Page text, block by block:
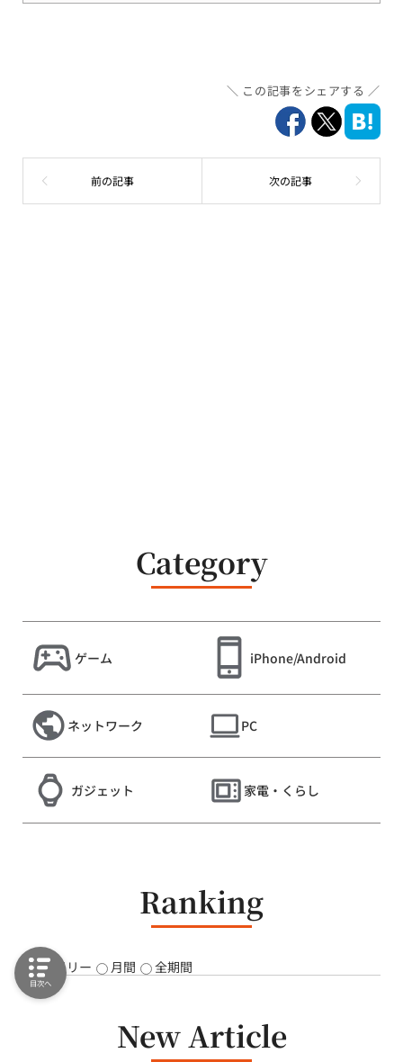
この記事をシェアする
Category
ゲーム iPhone/Android
ネットワーク PC
ガジェット 家電・くらし
Ranking
デイリー 月間 全期間
New Article
目次へ